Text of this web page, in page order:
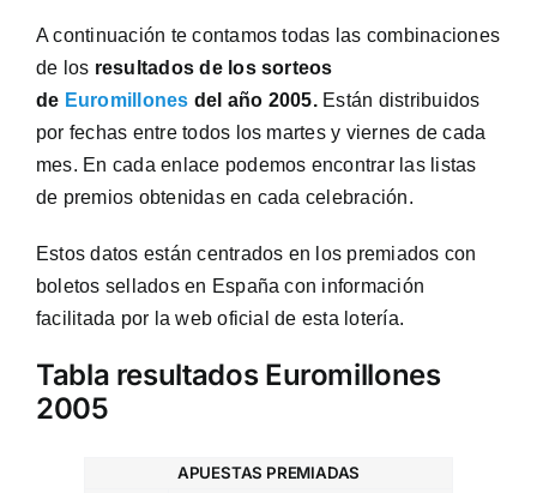
A continuación te contamos todas las combinaciones
de los resultados de los sorteos
de Euromillones del año 2005.Están distribuidos
por fechas entre todos los martes y viernes de cada
mes. En cada enlace podemos encontrar las listas
de premios obtenidas en cada celebración.
Estos datos están centrados en los premiados con
boletos sellados en España con información
facilitada por la web oficial de esta lotería.
Tabla resultados Euromillones
2005
APUESTAS PREMIADAS